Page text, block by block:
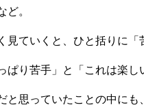
ど。
見ていくと、ひと括りに「
ぱり苦手」と「これは楽し
と思っていたことの中にも